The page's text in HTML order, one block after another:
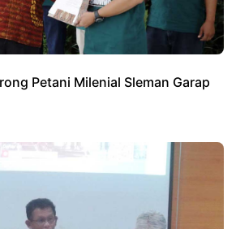
Petani Milenial Sleman Garap